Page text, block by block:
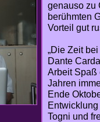
genauso zu
berühmten
Vorteil gut
„Die Zeit
Dante
Arbeit Spaß
Jahren
Ende
Togni und